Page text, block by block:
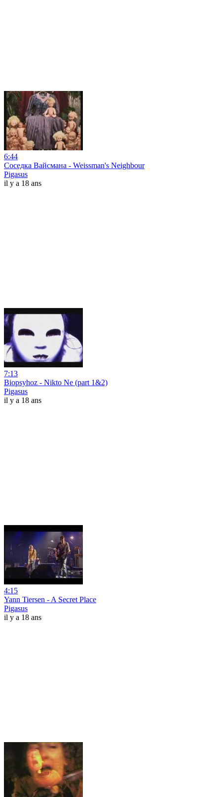
6:44
Соседка Вайсмана - Weissman's Neighbour
Pigasus
il y a 18 ans
7:13
Biopsyhoz - Nikto Ne (part 1&2)
Pigasus
il y a 18 ans
4:15
Yann Tiersen - A Secret Place
Pigasus
il y a 18 ans